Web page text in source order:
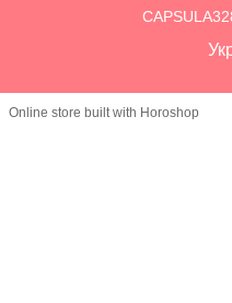
Online store built with Horoshop